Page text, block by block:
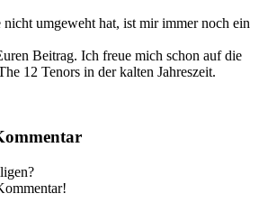
nicht umgeweht hat, ist mir immer noch ein
Beitrag. Ich freue mich schon auf die
12 Tenors in der kalten Jahreszeit.